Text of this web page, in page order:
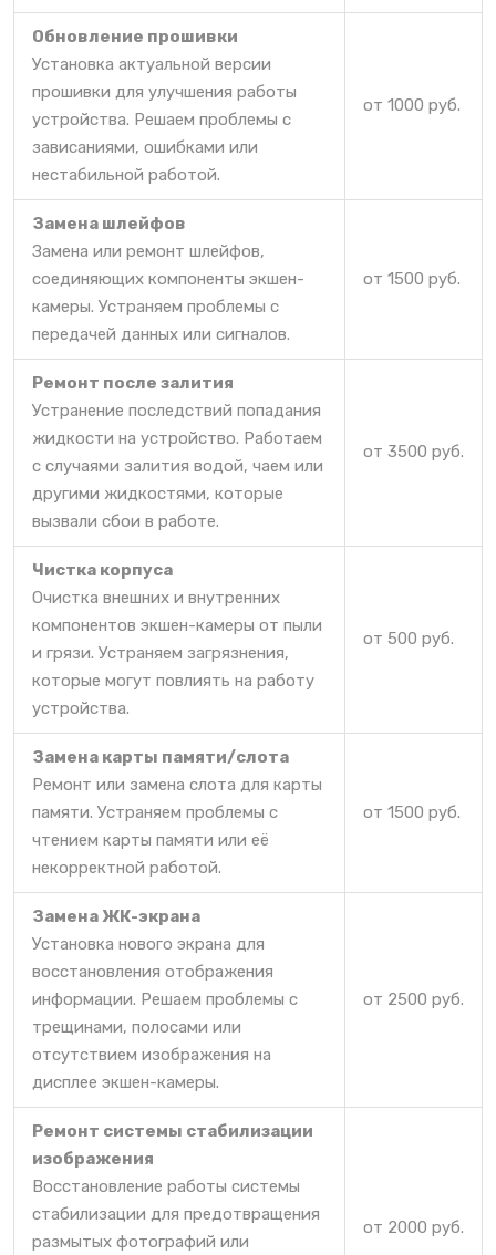
Обновление прошивки
Установка актуальной версии
прошивки для улучшения работы
устройства. Решаем проблемы с
зависаниями, ошибками или
нестабильной работой.
от 1000 руб.
Замена шлейфов
Замена или ремонт шлейфов,
соединяющих компоненты экшен-
камеры. Устраняем проблемы с
передачей данных или сигналов.
от 1500 руб.
Ремонт после залития
Устранение последствий попадания
жидкости на устройство. Работаем
с случаями залития водой, чаем или
другими жидкостями, которые
вызвали сбои в работе.
от 3500 руб.
Чистка корпуса
Очистка внешних и внутренних
компонентов экшен-камеры от пыли
и грязи. Устраняем загрязнения,
которые могут повлиять на работу
устройства.
от 500 руб.
Замена карты памяти/слота
Ремонт или замена слота для карты
памяти. Устраняем проблемы с
чтением карты памяти или её
некорректной работой.
от 1500 руб.
Замена ЖК-экрана
Установка нового экрана для
восстановления отображения
информации. Решаем проблемы с
трещинами, полосами или
отсутствием изображения на
дисплее экшен-камеры.
от 2500 руб.
Ремонт системы стабилизации
изображения
Восстановление работы системы
стабилизации для предотвращения
размытых фотографий или
от 2000 руб.